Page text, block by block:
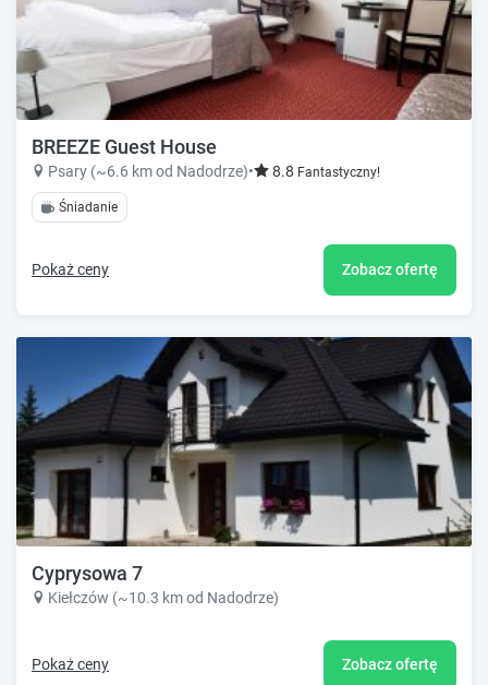
BREEZE Guest House
Psary (~6.6 km od Nadodrze)• 8.8 Fantastyczny!
Śniadanie
Pokaż ceny Zobacz ofertę
Cyprysowa 7
Kiełczów (~10.3 km od Nadodrze)
Pokaż ceny Zobacz ofertę